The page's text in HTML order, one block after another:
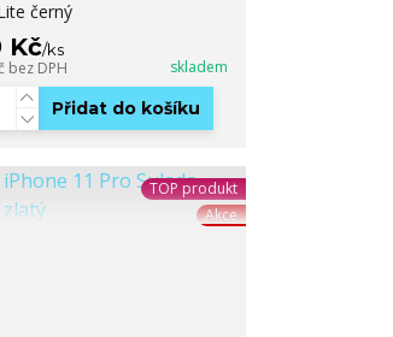
černý
Kč/ks
bez DPH skladem
Přidat do košíku
TOP produkt
Akce